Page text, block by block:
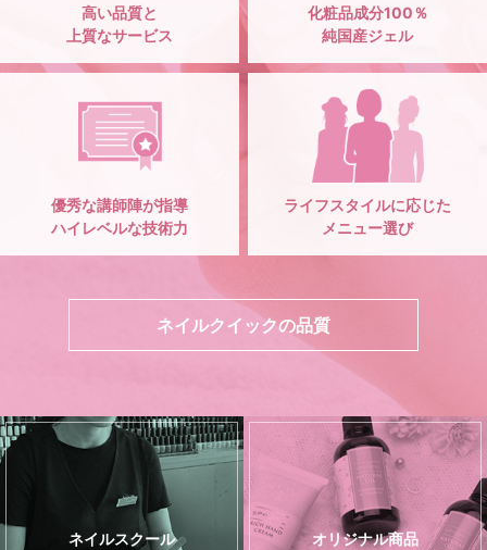
高い品質と
上質なサービス
化粧品成分100％
純国産ジェル
優秀な講師陣が指導
ハイレベルな技術力
ライフスタイルに応じた
メニュー選び
ネイルクイックの品質
ネイルスクール オリジナル商品